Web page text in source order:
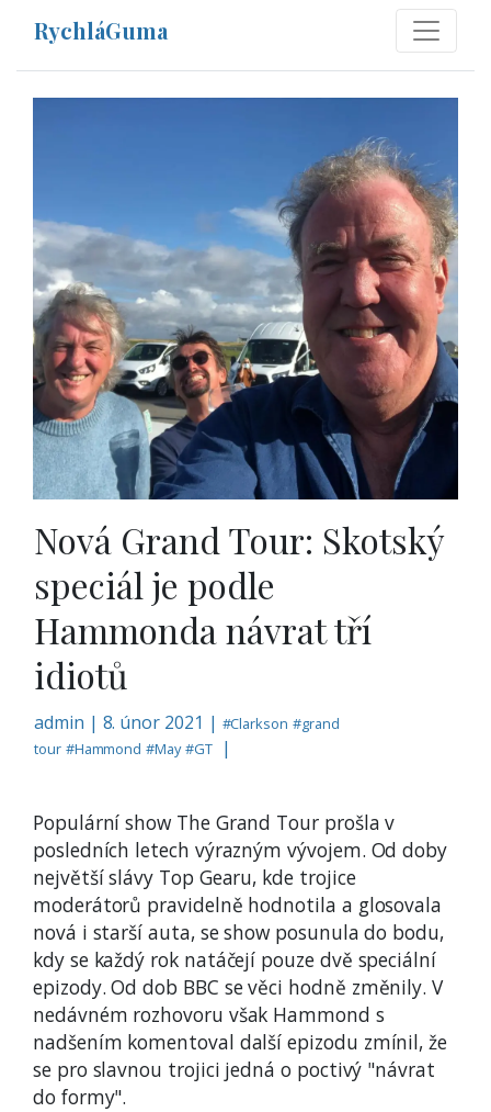
RychláGuma
Nová Grand Tour: Skotský
speciál je podle
Hammonda návrat tří
idiotů
admin | 8. únor 2021 | #Clarkson #grand
tour #Hammond #May #GT |
Populární show The Grand Tour prošla v
posledních letech výrazným vývojem. Od doby
největší slávy Top Gearu, kde trojice
moderátorů pravidelně hodnotila a glosovala
nová i starší auta, se show posunula do bodu,
kdy se každý rok natáčejí pouze dvě speciální
epizody. Od dob BBC se věci hodně změnily. V
nedávném rozhovoru však Hammond s
nadšením komentoval další epizodu zmínil, že
se pro slavnou trojici jedná o poctivý "návrat
do formy".